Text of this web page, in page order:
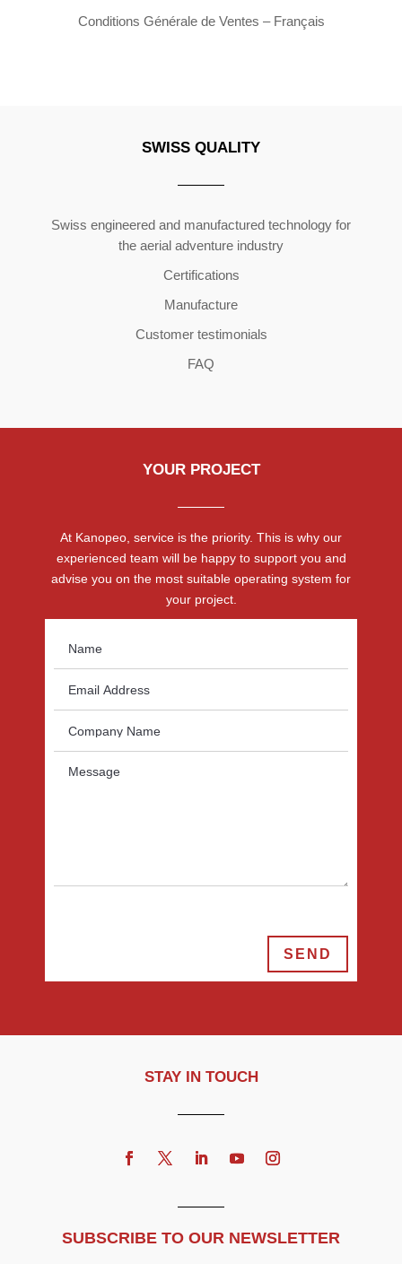
Conditions Générale de Ventes – Français
SWISS QUALITY
Swiss engineered and manufactured technology for
the aerial adventure industry
Certifications
Manufacture
Customer testimonials
FAQ
YOUR PROJECT
At Kanopeo, service is the priority. This is why our
experienced team will be happy to support you and
advise you on the most suitable operating system for
your project.
SEND
STAY IN TOUCH
SUBSCRIBE TO OUR NEWSLETTER